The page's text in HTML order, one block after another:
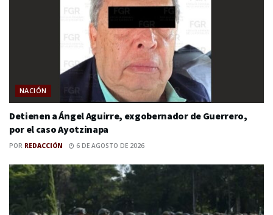
NACIÓN
Detienen a Ángel Aguirre, exgobernador de Guerrero,
por el caso Ayotzinapa
POR REDACCIÓN 6 DE AGOSTO DE 2026